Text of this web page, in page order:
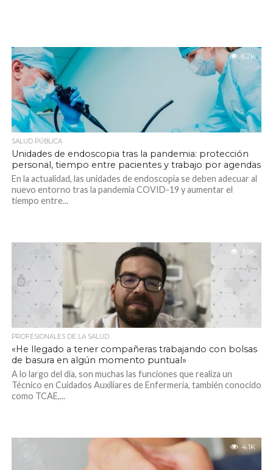
6.2K
SALUD PÚBLICA
Unidades de endoscopia tras la pandemia: protección
personal, tiempo entre pacientes y trabajo por agendas
En la actualidad, las unidades de endoscopia se deben adecuar al
nuevo entorno tras la pandemia COVID-19 y aumentar el
tiempo entre...
3.5K
PROFESIONALES DE LA SALUD
«He llegado a tener compañeras trabajando con bolsas
de basura en algún momento puntual»
A lo largo del día, son muchas las funciones que realiza un
Técnico en Cuidados Auxiliares de Enfermería, también conocido
como TCAE,...
4.1K